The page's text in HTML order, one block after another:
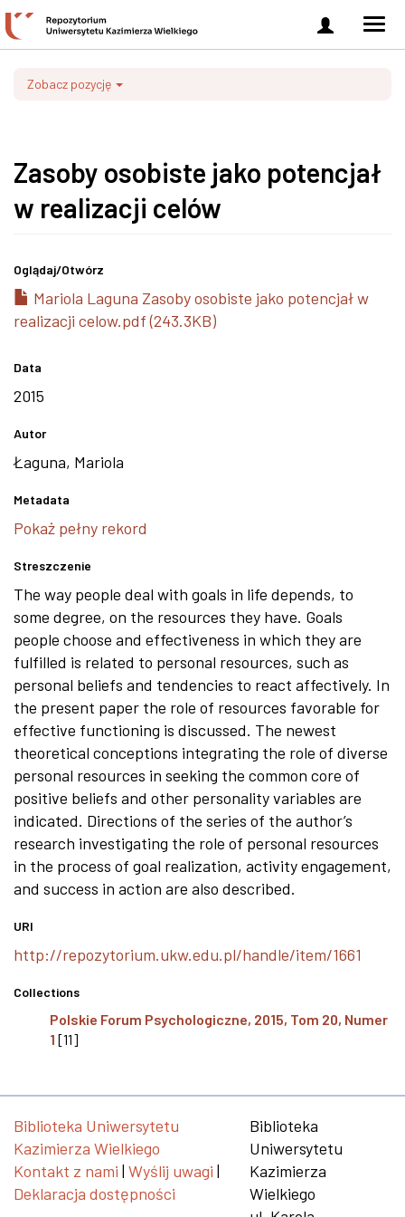
Zaloguj
się
Zobacz pozycję
Zasoby osobiste jako potencjał
w realizacji celów
Oglądaj/Otwórz
Mariola Laguna Zasoby osobiste jako potencjał w
realizacji celow.pdf (243.3KB)
Data
2015
Autor
Łaguna, Mariola
Metadata
Pokaż pełny rekord
Streszczenie
The way people deal with goals in life depends, to
some degree, on the resources they have. Goals
people choose and effectiveness in which they are
fulfilled is related to personal resources, such as
personal beliefs and tendencies to react affectively. In
the present paper the role of resources favorable for
effective functioning is discussed. The newest
theoretical conceptions integrating the role of diverse
personal resources in seeking the common core of
positive beliefs and other personality variables are
indicated. Directions of the series of the author’s
research investigating the role of personal resources
in the process of goal realization, activity engagement,
and success in action are also described.
URI
http://repozytorium.ukw.edu.pl/handle/item/1661
Collections
Polskie Forum Psychologiczne, 2015, Tom 20, Numer
1 [11]
Biblioteka Uniwersytetu
Kazimierza Wielkiego
Kontakt z nami | Wyślij uwagi |
Deklaracja dostępności
Biblioteka
Uniwersytetu
Kazimierza
Wielkiego